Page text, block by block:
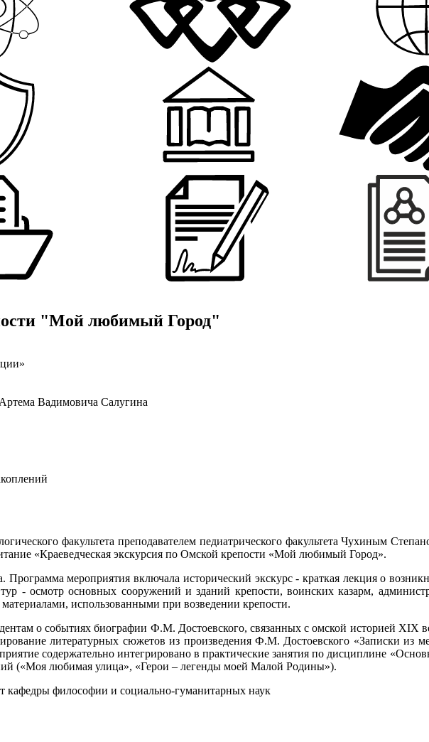
"Мой любимый Город"
Вадимовича Салугина
факультета преподавателем педиатрического факультета Чухиным
«Краеведческая экскурсия по Омской крепости «Мой любимый Город».
Программа мероприятия включала исторический экскурс - краткая лекция о
- осмотр основных сооружений и зданий крепости, воинских казарм,
использованными при возведении крепости.
о событиях биографии Ф.М. Достоевского, связанных с омской историей XIX
литературных сюжетов из произведения Ф.М. Достоевского «Записки из
содержательно интегрировано в практические занятия по дисциплине
(«Моя любимая улица», «Герои – легенды моей Малой Родины»).
кафедры философии и социально-гуманитарных наук